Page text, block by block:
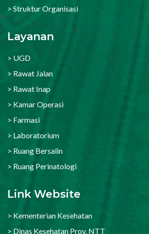
> Struktur Organisasi
Layanan
> UGD
> Rawat Jalan
> Rawat Inap
> Kamar Operasi
> Farmasi
> Laboratorium
> Ruang Bersalin
> Ruang Perinatologi
Link Website
> Kementerian Kesehatan
> Dinas Kesehatan Prov. NTT